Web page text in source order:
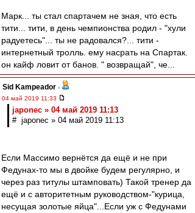
Марк... ты стал спартачем не зная, что есть
тити... тити, в день чемпионства родил - "хули
радуетесь"... ты не радовался?... тити -
интернетный тролль. ему насрать на Спартак.
он кайф ловит от банов. " возвращай", че...
Sid Kampeador -
04 май 2019 11:33
japonec » 04 май 2019 11:13
# japonec » 04 май 2019 11:13
Если Массимо вернётся да ещё и не при
Федунах-то мы в двойке будем регулярно, и
через раз титулы штамповать) Такой тренер да
ещё и с авторитетным руководством-"курица,
несущая золотые яйца"...Если уж с Федунами